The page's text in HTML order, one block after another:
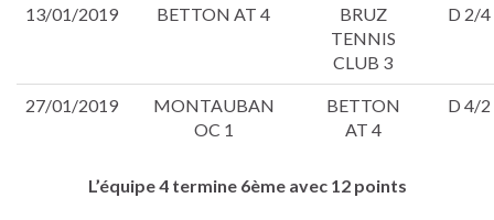
13/01/2019 BETTON AT 4
BRUZ
TENNIS
CLUB 3
D 2/4
27/01/2019
MONTAUBAN
OC 1
BETTON
AT 4
D 4/2
L’équipe 4 termine 6ème avec 12 points